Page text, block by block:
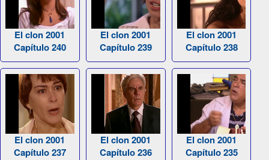
El clon 2001
Capítulo 240
El clon 2001
Capítulo 239
El clon 2001
Capítulo 238
El clon 2001
Capítulo 237
El clon 2001
Capítulo 236
El clon 2001
Capítulo 235